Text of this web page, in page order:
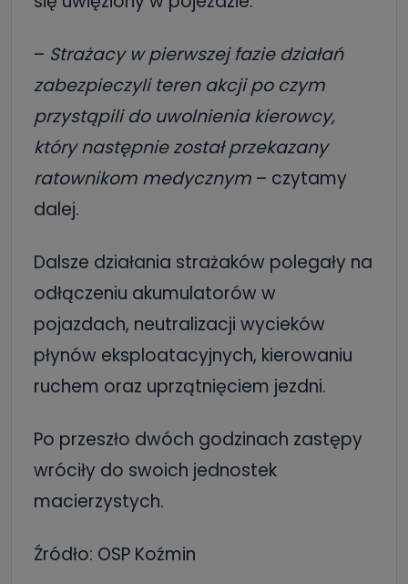
– Strażacy w pierwszej fazie działań
zabezpieczyli teren akcji po czym
przystąpili do uwolnienia kierowcy,
który następnie został przekazany
ratownikom medycznym – czytamy
dalej.
Dalsze działania strażaków polegały na
odłączeniu akumulatorów w
pojazdach, neutralizacji wycieków
płynów eksploatacyjnych, kierowaniu
ruchem oraz uprzątnięciem jezdni.
Po przeszło dwóch godzinach zastępy
wróciły do swoich jednostek
macierzystych.
Źródło: OSP Koźmin